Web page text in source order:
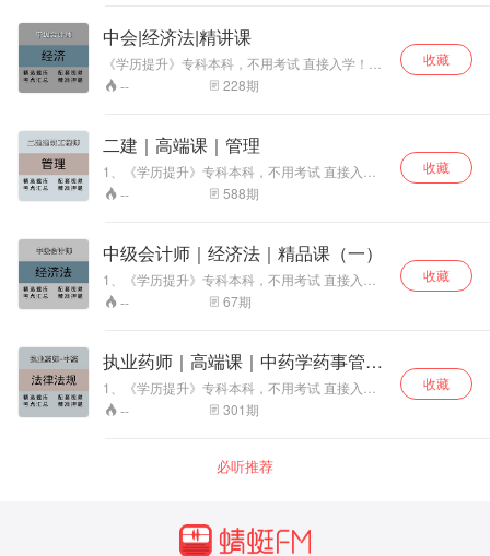
师、安全员代报名、继续教育 4、计算机软考、
普通话、建协八大员、专业监理工程师 5、论文
发表、专利申请、软著代办等 6、物业经理、计
算机一级、二级、网教统考 7、一建、二建、注
安、监理、造价、咨询、中会、初会课程培训 获
中会|经济法|精讲课
《学历提升》专科本科，不用考试 直接入学！学
信网终身可查！！！ 中专证书直出，全国唯一网
上可查中专毕业证！！！ 2、助理工程师、工程
员代报名、继续教育 4、计算机软考、普通话、
建协八大员、专业监理工程师 5、论文发表、专
利申请、软著代办等 6、物业经理、计算机一
级、二级、网教统考 7、一建、二建、注安、监
理、造价、咨询、中会、初会课程培训 获取最新
-- 228期
收藏
二建｜高端课｜管理
1、《学历提升》专科本科，不用考试 直接入
学！学信网终身可查！！！ 中专证书直出，全国
唯一网上可查中专毕业证！！！ 2、助理工程
师、安全员代报名、继续教育 4、计算机软考、
普通话、建协八大员、专业监理工程师 5、论文
发表、专利申请、软著代办等 6、物业经理、计
算机一级、二级、网教统考 7、一建、二建、注
安、监理、造价、咨询、中会、初会课程培训 获
-- 588期
收藏
中级会计师｜经济法｜精品课（一）
1、《学历提升》专科本科，不用考试 直接入
学！学信网终身可查！！！ 中专 证书直出，全国
唯一网上可查中专毕业证！！！ 2、助理工程
师、安全员代报名、继续教育 4、计算机软考、
普 通话、建协八大员、专业监理工程师 5、论文
发表、专利申请、软著代办等 6、 物业经理、计
算机一级、二级、网教统考 7、一建、二建、注
安、监理、造价、 咨询、中会、初会课程培训 获
-- 67期
收藏
执业药师｜高端课｜中药学药事管理
与法规
1、《学历提升》专科本科，不用考试 直接入
学！学信网终身可查！！！ 中专证书直出，全国
唯一网上可查中专毕业证！！！ 2、助理工程
师、安全员代报名、继续教育 4、计算机软考、
普通话、建协八大员、专业监理工程师 5、论文
安、监理、造价、咨询、中会、初会课程培训 获
取最新完整版视频课程：请私信
-- 301期
收藏
必听推荐